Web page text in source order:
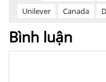
Unilever
Canada
Bình luận